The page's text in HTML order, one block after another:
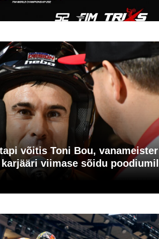
võitis Toni Bou, vanameister
karjääri viimase sõidu poodiumil